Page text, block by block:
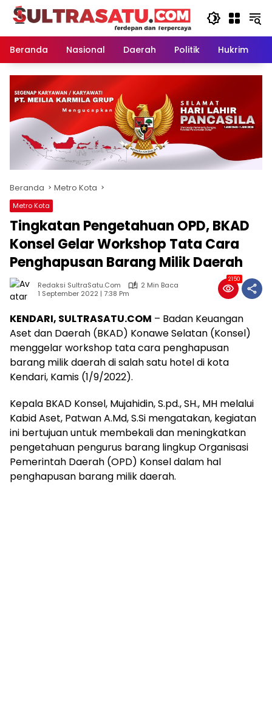
Langsung
Beranda
Nasional Daerah Politik Hukrim
Beranda Metro Kota
Metro Kota
Tingkatan Pengetahuan OPD, BKAD
Konsel Gelar Workshop Tata Cara
Penghapusan Barang Milik Daerah
Redaksi SultraSatu.Com
2 Min Baca
1 September 2022 | 7:38 Pm
2150
KENDARI, SULTRASATU.COM – Badan Keuangan
Aset dan Daerah (BKAD) Konawe Selatan (Konsel)
menggelar workshop tata cara penghapusan
barang milik daerah di salah satu hotel di kota
Kendari, Kamis (1/9/2022).
Kepala BKAD Konsel, Mujahidin, S.pd., SH., MH melalui
Kabid Aset, Patwan A.Md, S.Si mengatakan, kegiatan
ini bertujuan untuk membekali dan meningkatkan
pengetahuan pengurus barang lingkup Organisasi
Pemerintah Daerah (OPD) Konsel dalam hal
penghapusan barang milik daerah.